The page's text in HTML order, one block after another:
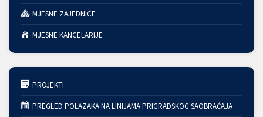
MJESNE ZAJEDNICE
MJESNE KANCELARIJE
PROJEKTI
PREGLED POLAZAKA NA LINIJAMA PRIGRADSKOG SAOBRAĆAJA